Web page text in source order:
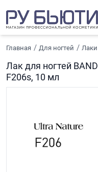
Главная Для ногтей Лаки
Лак для ногтей
F206s, 10 мл